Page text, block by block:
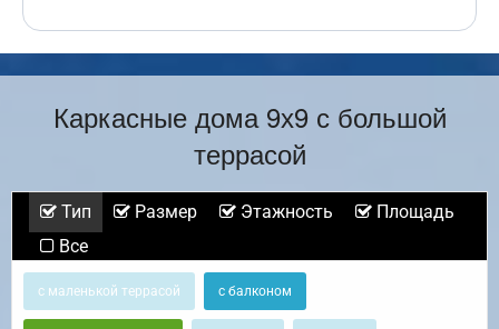
Каркасные дома 9х9 с большой
террасой
Тип Размер Этажность
Площадь
Все
с маленькой террасой с балконом